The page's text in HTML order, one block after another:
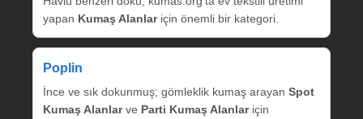
yapan Kumaş Alanlariçin önemli bir kategori.
Poplin
İnce ve sık dokunmuş; gömleklik kumaş arayan Spot
Kumaş Alanlarve Parti Kumaş Alanlariçin